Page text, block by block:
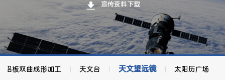
宣传资料下载
铝板双曲成形加工 天文台 天文望远镜 太阳历广场